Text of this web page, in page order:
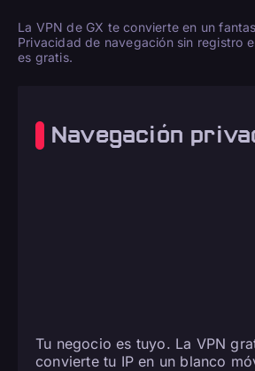
La VPN de GX te convierte en un
Privacidad de navegación sin registro
es gratis.
Navegación
Tu negocio es tuyo. La VPN
convierte tu IP en un blanco